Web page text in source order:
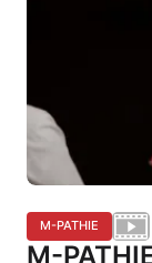
M-PATHIE
M-